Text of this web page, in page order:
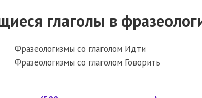
глаголы в
Фразеологизмы со глаголом Идти
Фразеологизмы со глаголом Говорить